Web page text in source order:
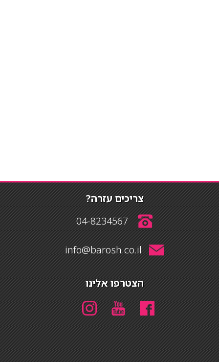
צריכים עזרה?
04-8234567
info@barosh.co.il
הצטרפו אלינו